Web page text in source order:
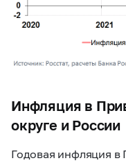
Инфляция в
округе и России
Годовая инфляция